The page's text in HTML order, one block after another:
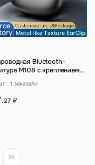
Bluetooth-
M108 с креплением
1 заказали
.27 ₽